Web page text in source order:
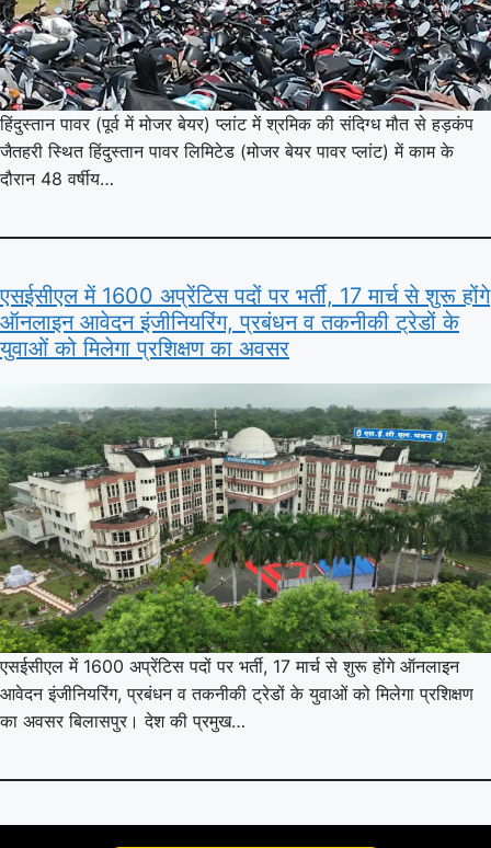
हिंदुस्तान पावर (पूर्व में मोजर बेयर) प्लांट में श्रमिक की संदिग्ध मौत से हड़कंप
जैतहरी स्थित हिंदुस्तान पावर लिमिटेड (मोजर बेयर पावर प्लांट) में काम के
दौरान 48 वर्षीय…
एसईसीएल में 1600 अप्रेंटिस पदों पर भर्ती, 17 मार्च से शुरू होंगे
ऑनलाइन आवेदन इंजीनियरिंग, प्रबंधन व तकनीकी ट्रेडों के
युवाओं को मिलेगा प्रशिक्षण का अवसर
एसईसीएल में 1600 अप्रेंटिस पदों पर भर्ती, 17 मार्च से शुरू होंगे ऑनलाइन
आवेदन इंजीनियरिंग, प्रबंधन व तकनीकी ट्रेडों के युवाओं को मिलेगा प्रशिक्षण
का अवसर बिलासपुर। देश की प्रमुख…